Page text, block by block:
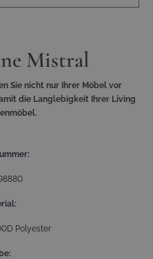
Mistral
Sie nicht nur Ihrer Möbel vor
die Langlebigkeit Ihrer Living
Polyester